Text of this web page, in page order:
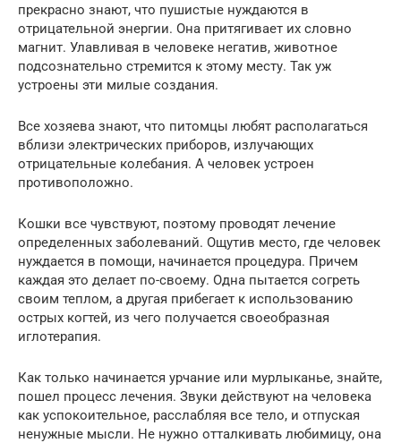
прекрасно знают, что пушистые нуждаются в
отрицательной энергии. Она притягивает их словно
магнит. Улавливая в человеке негатив, животное
подсознательно стремится к этому месту. Так уж
устроены эти милые создания.
Все хозяева знают, что питомцы любят располагаться
вблизи электрических приборов, излучающих
отрицательные колебания. А человек устроен
противоположно.
Кошки все чувствуют, поэтому проводят лечение
определенных заболеваний. Ощутив место, где человек
нуждается в помощи, начинается процедура. Причем
каждая это делает по-своему. Одна пытается согреть
своим теплом, а другая прибегает к использованию
острых когтей, из чего получается своеобразная
иглотерапия.
Как только начинается урчание или мурлыканье, знайте,
пошел процесс лечения. Звуки действуют на человека
как успокоительное, расслабляя все тело, и отпуская
ненужные мысли. Не нужно отталкивать любимицу, она